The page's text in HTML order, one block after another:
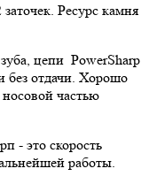
Ресурс камня
цепи PowerSharp
без отдачи. Хорошо
частью
- это скорость
работы.